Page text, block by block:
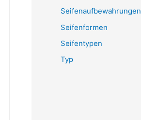
Seifenaufbewahrungen
Seifenformen
Seifentypen
Typ